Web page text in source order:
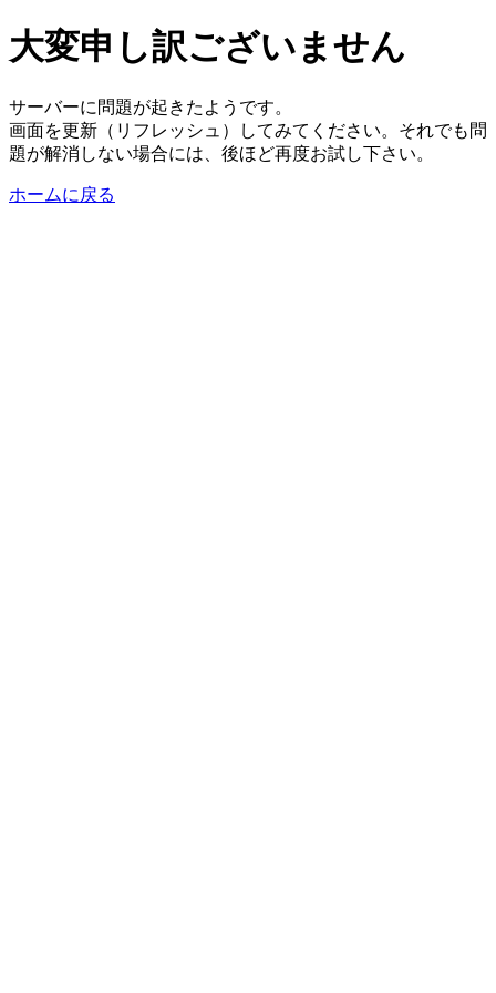
大変申し訳ございません
サーバーに問題が起きたようです。
画面を更新（リフレッシュ）してみてください。それでも問
題が解消しない場合には、後ほど再度お試し下さい。
ホームに戻る